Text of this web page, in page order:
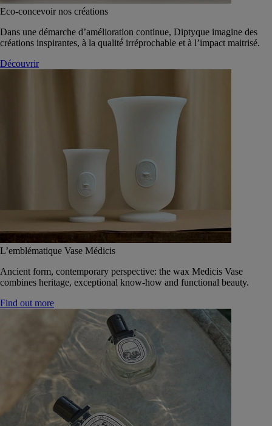
Eco-concevoir nos créations
Dans une démarche d’amélioration continue, Diptyque imagine des
créations inspirantes, à la qualité́ irréprochable et à l’impact maitrisé.
Découvrir
L’emblématique Vase Médicis
Ancient form, contemporary perspective: the wax Medicis Vase
combines heritage, exceptional know-how and functional beauty.
Find out more